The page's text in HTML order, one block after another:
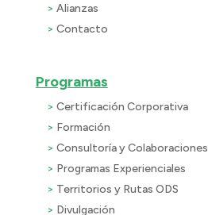
> Alianzas
> Contacto
Programas
> Certificación Corporativa
> Formación
> Consultoría y Colaboraciones
> Programas Experienciales
> Territorios y Rutas ODS
> Divulgación